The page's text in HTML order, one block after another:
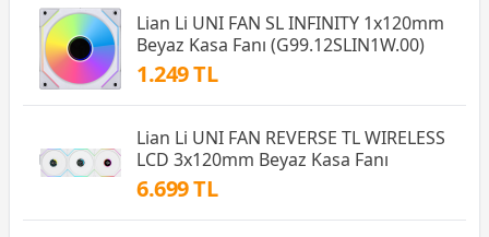
Lian Li UNI FAN SL INFINITY 1x120mm
Beyaz Kasa Fanı (G99.12SLIN1W.00)
1.249 TL
Lian Li UNI FAN REVERSE TL WIRELESS
LCD 3x120mm Beyaz Kasa Fanı
6.699 TL